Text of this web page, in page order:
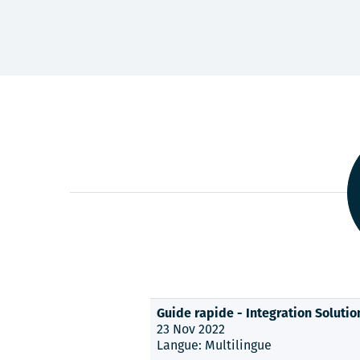
Guide rapide - Integration
23 Nov 2022
Langue: Multilingue